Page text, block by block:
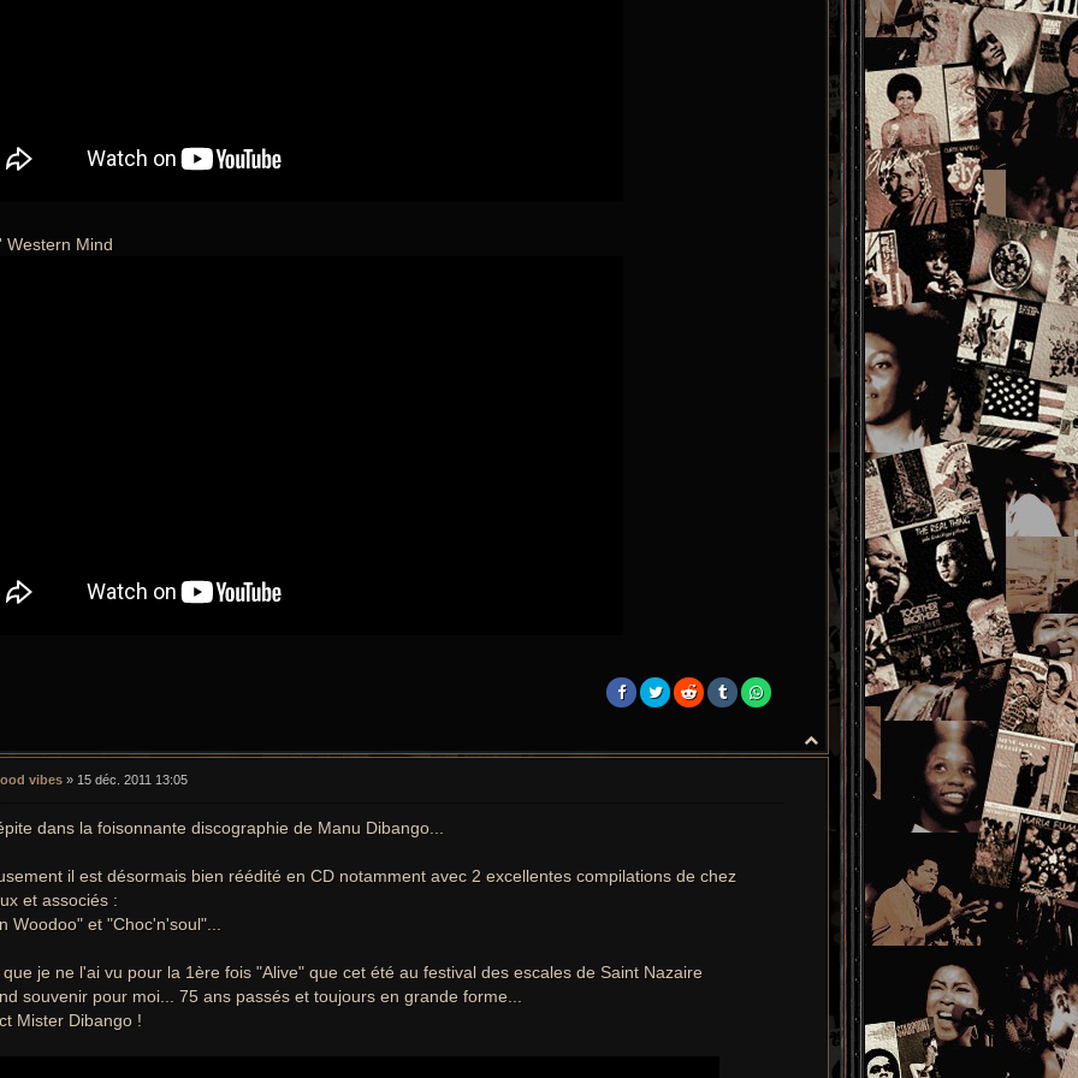
Western Mind
a
vibes» 15 déc. 2011 13:05
dans la foisonnante discographie de Manu Dibango...
il est désormais bien réédité en CD notamment avec 2 excellentes compilations de chez
et associés :
Woodoo" et "Choc'n'soul"...
que je ne l'ai vu pour la 1ère fois "Alive" que cet été au festival des escales de Saint Nazaire
souvenir pour moi... 75 ans passés et toujours en grande forme...
Mister Dibango !